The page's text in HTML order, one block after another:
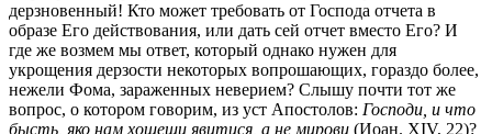
дерзновенный! Кто может требовать от Господа отчета в
образе Его действования, или дать сей отчет вместо Его? И
где же возмем мы ответ, который однако нужен для
укрощения дерзости некоторых вопрошающих, гораздо более,
нежели Фома, зараженных неверием? Слышу почти тот же
вопрос, о котором говорим, из уст Апостолов: Господи, и что
бысть, яко нам хощеши явитися, а не мирови (Иоан. XIV, 22)?